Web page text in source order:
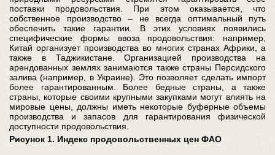
поставки продовольствия. При этом оказывается, что
собственное производство – не всегда оптимальный путь
обеспечить такие гарантии. В этих условиях появились
специфические формы ввоза продовольствия: например,
Китай организует производства во многих странах Африки, а
также в Таджикистане. Организацией производства на
арендованных землях занимаются также страны Персидского
залива (например, в Украине). Это позволяет сделать импорт
более гарантированным. Более бедные страны, а также
страны, которые своими крупными закупками могут влиять на
мировые цены, должны иметь некоторые буферные объемы
производства и запасов для гарантирования физической
доступности продовольствия.
Рисунок 1. Индекс продовольственных цен ФАО